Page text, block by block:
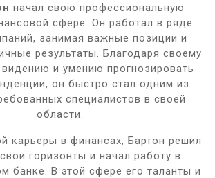
начал свою профессиональную
сфере. Он работал в ряде
занимая важные позиции и
результаты. Благодаря своему
и умению прогнозировать
он быстро стал одним из
специалистов в своей
области.
карьеры в финансах, Бартон решил
горизонты и начал работу в
банке. В этой сфере его таланты и